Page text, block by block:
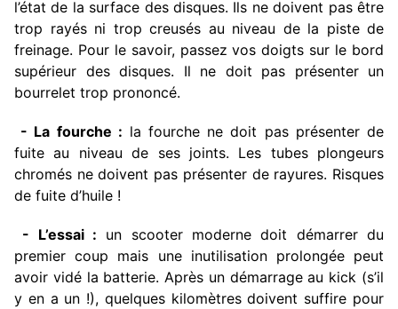
l’état de la surface des disques. Ils ne doivent pas être
trop rayés ni trop creusés au niveau de la piste de
freinage. Pour le savoir, passez vos doigts sur le bord
supérieur des disques. Il ne doit pas présenter un
bourrelet trop prononcé.
- La fourche : la fourche ne doit pas présenter de
fuite au niveau de ses joints. Les tubes plongeurs
chromés ne doivent pas présenter de rayures. Risques
de fuite d’huile !
- L’essai : un scooter moderne doit démarrer du
premier coup mais une inutilisation prolongée peut
avoir vidé la batterie. Après un démarrage au kick (s’il
y en a un !), quelques kilomètres doivent suffire pour